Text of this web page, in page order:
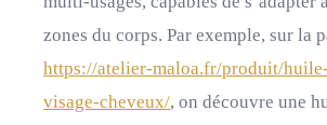
zones du corps. Par exemple, sur la
https://atelier-maloa.fr/produit/
visage-cheveux/, on découvre une